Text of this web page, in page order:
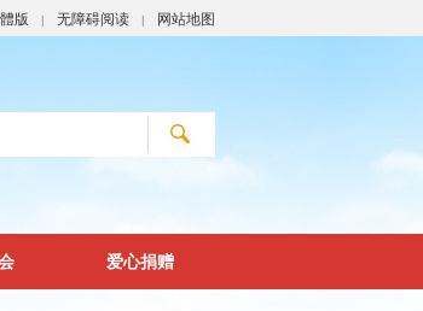
版 | 无障碍阅读 | 网站地图
爱心捐赠